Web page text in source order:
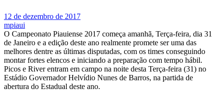
12 de dezembro de 2017
mpiaui
O Campeonato Piauiense 2017 começa amanhã, Terça-feira, dia 31
de Janeiro e a edição deste ano realmente promete ser uma das
melhores dentre as últimas disputadas, com os times conseguindo
montar fortes elencos e iniciando a preparação com tempo hábil.
Picos e River entram em campo na noite desta Terça-feira (31) no
Estádio Governador Helvídio Nunes de Barros, na partida de
abertura do Estadual deste ano.